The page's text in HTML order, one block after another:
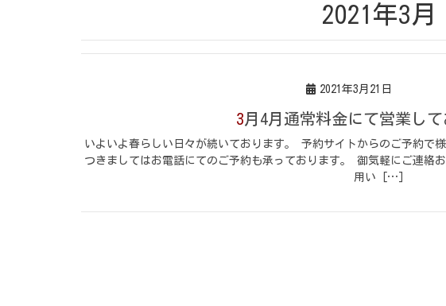
2021年3月
2021年3月21日
3月4月通常料金にて営業して
いよいよ春らしい日々が続いております。 予約サイトからのご予約で
つきましてはお電話にてのご予約も承っております。 御気軽にご連絡
用い […]